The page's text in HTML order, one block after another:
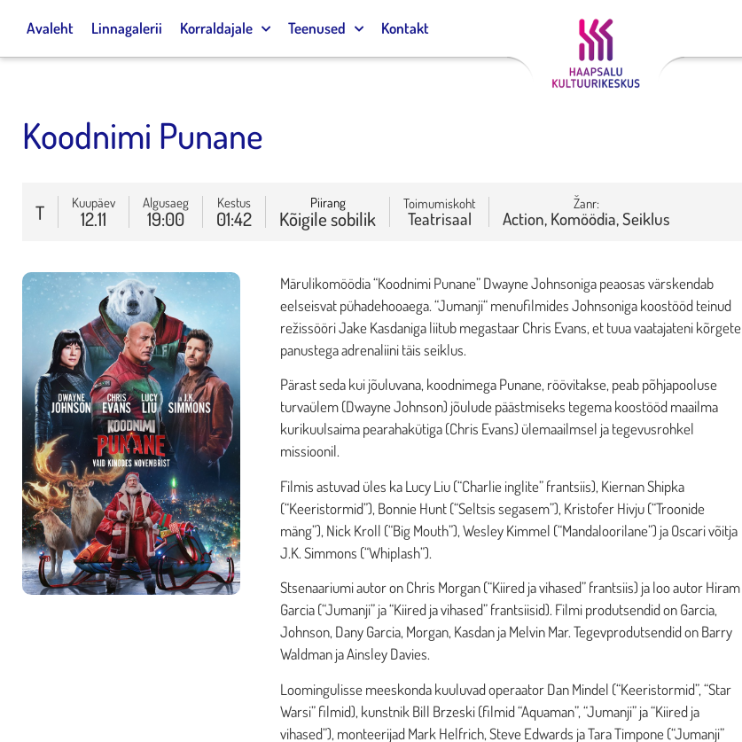
Avaleht Linnagalerii Korraldajale Teenused Kontakt
Koodnimi Punane
T Kuupäev
12.11
Algusaeg
19:00
Kestus
01:42
Piirang
Kõigile sobilik
Toimumiskoht
Teatrisaal
Žanr:
Action, Komöödia, Seiklus
Märulikomöödia “Koodnimi Punane” Dwayne Johnsoniga peaosas värskendab
eelseisvat pühadehooaega. “Jumanji“ menufilmides Johnsoniga koostööd teinud
režissööri Jake Kasdaniga liitub megastaar Chris Evans, et tuua vaatajateni kõrgete
panustega adrenaliini täis seiklus.
Pärast seda kui jõuluvana, koodnimega Punane, röövitakse, peab põhjapooluse
turvaülem (Dwayne Johnson) jõulude päästmiseks tegema koostööd maailma
kurikuulsaima pearahakütiga (Chris Evans) ülemaailmsel ja tegevusrohkel
missioonil.
Filmis astuvad üles ka Lucy Liu (“Charlie inglite” frantsiis), Kiernan Shipka
(“Keeristormid”), Bonnie Hunt (“Seltsis segasem”), Kristofer Hivju (“Troonide
mäng”), Nick Kroll (“Big Mouth”), Wesley Kimmel (“Mandaloorilane”) ja Oscari võitja
J.K. Simmons (“Whiplash”).
Stsenaariumi autor on Chris Morgan (“Kiired ja vihased” frantsiis) ja loo autor Hiram
Garcia (“Jumanji” ja “Kiired ja vihased” frantsiisid). Filmi produtsendid on Garcia,
Johnson, Dany Garcia, Morgan, Kasdan ja Melvin Mar. Tegevprodutsendid on Barry
Waldman ja Ainsley Davies.
Loomingulisse meeskonda kuuluvad operaator Dan Mindel (“Keeristormid”, “Star
Warsi” filmid), kunstnik Bill Brzeski (filmid “Aquaman”, “Jumanji” ja “Kiired ja
vihased”), monteerijad Mark Helfrich, Steve Edwards ja Tara Timpone (“Jumanji”